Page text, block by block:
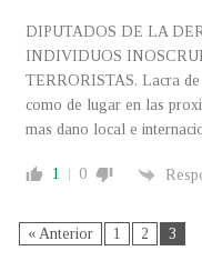
DIPUTADOS DE LA
INDIVIDUOS
TERRORISTAS. Lacra
como de lugar en las
mas dano local e
1 0
« Anterior 1 2 3